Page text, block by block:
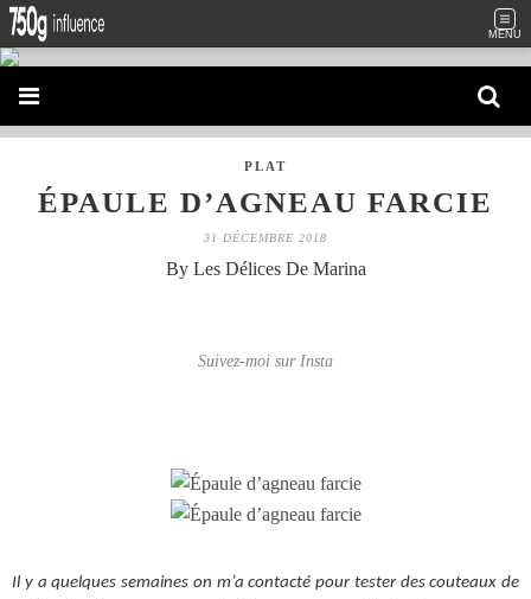
MENU
PLAT
ÉPAULE D’AGNEAU FARCIE
31 DÉCEMBRE 2018
By Les Délices De Marina
Suivez-moi sur Insta
Il y a quelques semaines on m’a contacté pour tester des couteaux de